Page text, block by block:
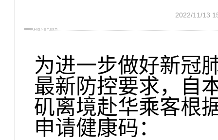
2022/11/13
为进一步做好新冠
最新防控要求，自
矶离境赴华乘客根
申请健康码：